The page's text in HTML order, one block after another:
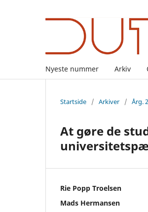
Nyeste nummer Arkiv
Startside / Arkiver / Årg.
At gøre de
Rie Popp Troelsen
Mads Hermansen